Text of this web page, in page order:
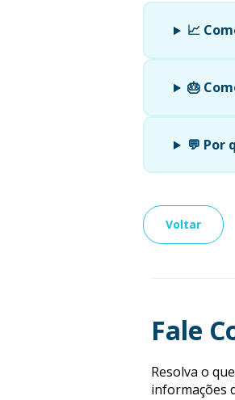
📈
🎂
💬 Por
Voltar
Fale
Resolva o
informações